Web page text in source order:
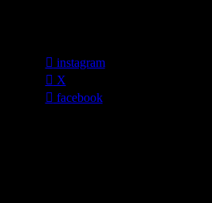
instagram
X
facebook